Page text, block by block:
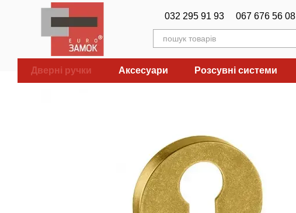
Перейти до основного контенту
032 295 91 93 067 676 56 08
Дверні ручки Аксесуари Розсувні системи